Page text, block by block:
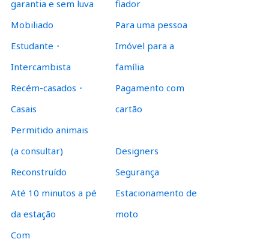
garantia e sem luva
fiador
Mobiliado
Para uma pessoa
Estudante・
Intercambista
Imóvel para a
família
Recém-casados・
Casais
Pagamento com
cartão
Permitido animais
(a consultar)
Designers
Reconstruído
Segurança
Até 10 minutos a pé
da estação
Estacionamento de
moto
Com